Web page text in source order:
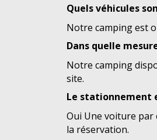
Quels véhicules
Notre camping est
Dans quelle
Notre camping
site.
Le stationnement
Oui Une voiture
la réservation.